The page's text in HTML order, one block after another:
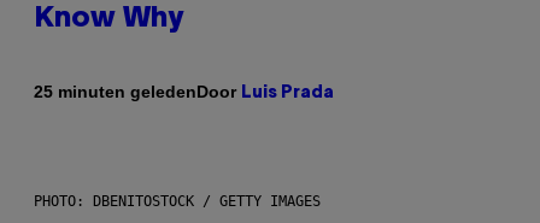
Know Why
25 minuten geledenDoor Luis Prada
PHOTO: DBENITOSTOCK / GETTY IMAGES